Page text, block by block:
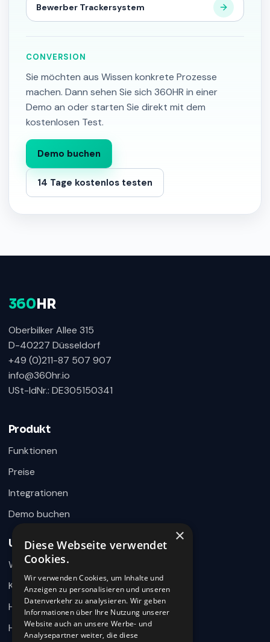
Bewerber Trackersystem
CONVERSION
Sie möchten aus Wissen konkrete Prozesse
machen. Dann sehen Sie sich 360HR in einer
Demo an oder starten Sie direkt mit dem
kostenlosen Test.
Demo buchen
14 Tage kostenlos testen
360 HR
Oberbilker Allee 315
D-40227 Düsseldorf
+49 (0)211-87 507 907
info@360hr.io
USt-IdNr.: DE305150341
Produkt
Funktionen
Preise
Integrationen
Demo buchen
Unternehmen
Warum 360HR
Kontakt
Hilfecenter
HR-Wissen
360HR Chat
Wie können wir helfen?
hier im Chat zurück.
×
Diese Webseite verwendet
Cookies.
Wir verwenden Cookies, um Inhalte und
Anzeigen zu personalisieren und unseren
Datenverkehr zu analysieren. Wir geben
Informationen über Ihre Nutzung unserer
Website auch an unsere Werbe- und
Analysepartner weiter, die diese